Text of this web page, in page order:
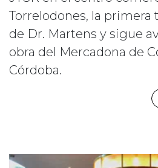
Torrelodones, la primera
de Dr. Martens y sigue
obra del Mercadona de
Córdoba.